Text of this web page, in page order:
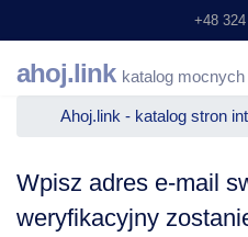
+48
ahoj.link katalog
Ahoj.link - katalog stron
Wpisz adres e-mail
weryfikacyjny